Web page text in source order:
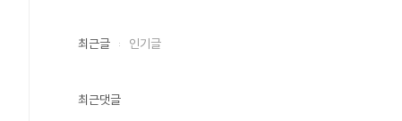
최근글 인기글
최근댓글